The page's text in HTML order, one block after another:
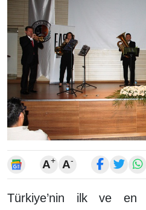
A+ A-
Türkiye’nin ilk ve en